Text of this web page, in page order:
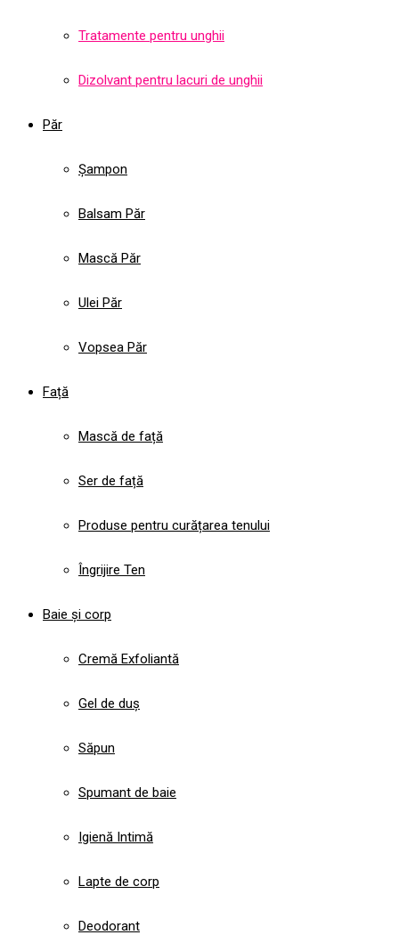
Tratamente pentru unghii
Dizolvant pentru lacuri de unghii
Păr
Șampon
Balsam Păr
Mască Păr
Ulei Păr
Vopsea Păr
Față
Mască de față
Ser de față
Produse pentru curățarea tenului
Îngrijire Ten
Baie și corp
Cremă Exfoliantă
Gel de duș
Săpun
Spumant de baie
Igienă Intimă
Lapte de corp
Deodorant